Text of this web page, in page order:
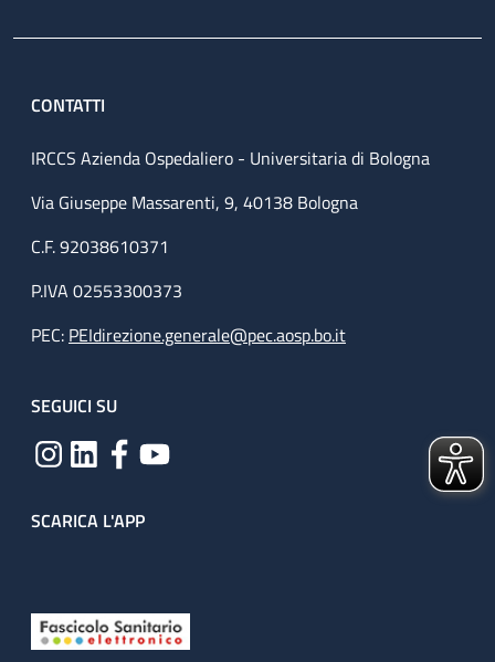
CONTATTI
IRCCS Azienda Ospedaliero - Universitaria di Bologna
Via Giuseppe Massarenti, 9, 40138 Bologna
C.F. 92038610371
P.IVA 02553300373
PEC: PEIdirezione.generale@pec.aosp.bo.it
SEGUICI SU
SCARICA L'APP